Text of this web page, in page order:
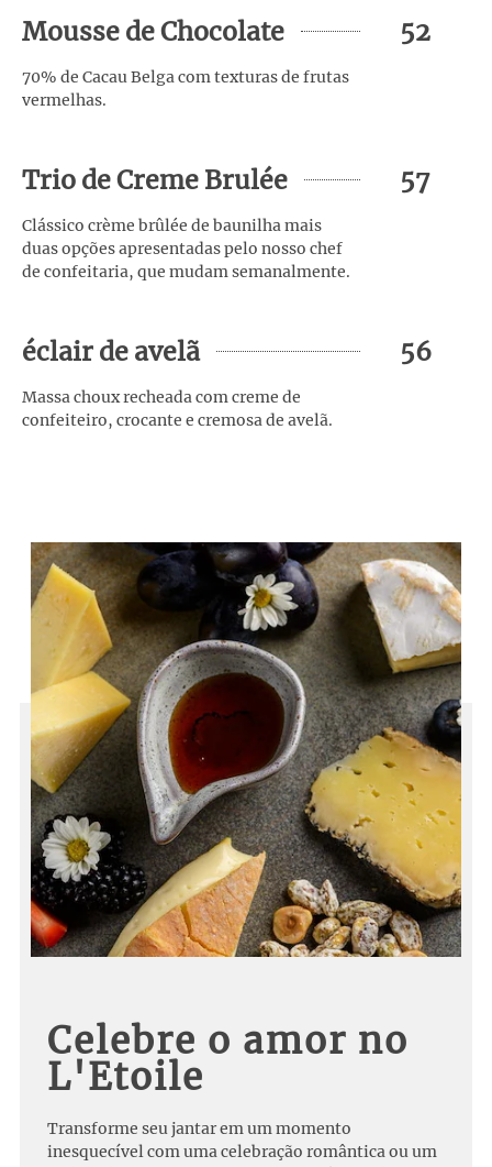
Mousse de Chocolate 52
70% de Cacau Belga com texturas de frutas
vermelhas.
Trio de Creme Brulée 57
Clássico crème brûlée de baunilha mais
duas opções apresentadas pelo nosso chef
de confeitaria, que mudam semanalmente.
éclair de avelã 56
Massa choux recheada com creme de
confeiteiro, crocante e cremosa de avelã.
Celebre o amor no
L'Etoile
Transforme seu jantar em um momento
inesquecível com uma celebração romântica ou um